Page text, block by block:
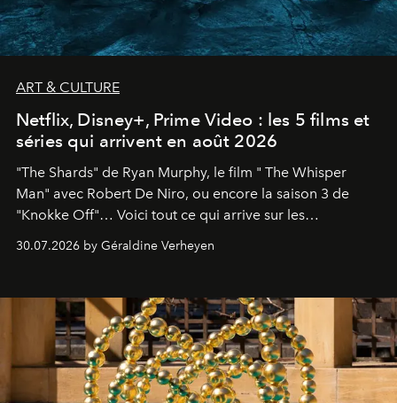
ART & CULTURE
Netflix, Disney+, Prime Video : les 5 films et
séries qui arrivent en août 2026
"The Shards" de Ryan Murphy, le film " The Whisper
Man" avec Robert De Niro, ou encore la saison 3 de
"Knokke Off"… Voici tout ce qui arrive sur les
plateformes de streaming en août 2026.
30.07.2026 by Géraldine Verheyen